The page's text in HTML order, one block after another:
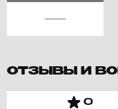
ОТЗЫВЫ И
0